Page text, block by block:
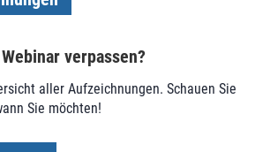
verpassen?
aller Aufzeichnungen. Schauen Sie
Sie möchten!